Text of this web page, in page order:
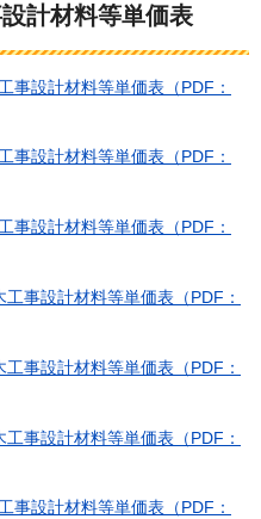
計材料等単価表
事設計材料等単価表（PDF：
事設計材料等単価表（PDF：
事設計材料等単価表（PDF：
事設計材料等単価表（PDF：
事設計材料等単価表（PDF：
事設計材料等単価表（PDF：
事設計材料等単価表（PDF：